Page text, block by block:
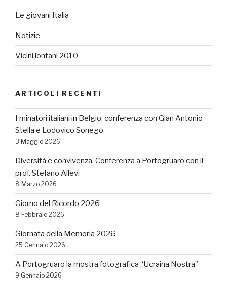
Le giovani Italia
Notizie
Vicini lontani 2010
ARTICOLI RECENTI
I minatori italiani in Belgio: conferenza con Gian Antonio
Stella e Lodovico Sonego
3 Maggio 2026
Diversità e convivenza. Conferenza a Portogruaro con il
prof. Stefano Allevi
8 Marzo 2026
Giorno del Ricordo 2026
8 Febbraio 2026
Giornata della Memoria 2026
25 Gennaio 2026
A Portogruaro la mostra fotografica “Ucraina Nostra”
9 Gennaio 2026